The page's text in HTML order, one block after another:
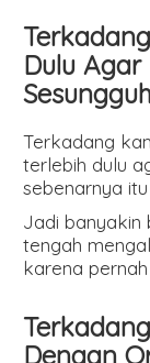
Dulu
Terkadang
terlebih dulu
sebenarnya
Jadi banyakin
tengah
karena
Dengan